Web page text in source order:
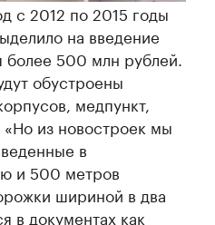
с 2012 по 2015 годы
на введение
более 500 млн рублей.
обустроены
медпункт,
из новостроек мы
в
и 500 метров
шириной в два
в документах как